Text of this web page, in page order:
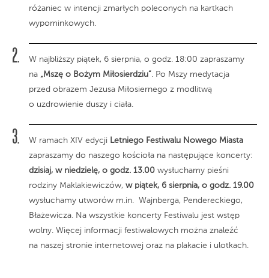
różaniec w intencji zmarłych poleconych na kartkach
wypominkowych.
W najbliższy piątek, 6 sierpnia, o godz. 18:00 zapraszamy
na „Mszę o Bożym Miłosierdziu”. Po Mszy medytacja
przed obrazem Jezusa Miłosiernego z modlitwą
o uzdrowienie duszy i ciała.
W ramach XIV edycji Letniego Festiwalu Nowego Miasta
zapraszamy do naszego kościoła na następujące koncerty:
dzisiaj, w niedzielę, o godz. 13.00 wysłuchamy pieśni
rodziny Maklakiewiczów, w piątek, 6 sierpnia, o godz. 19.00
wysłuchamy utworów m.in. Wajnberga, Pendereckiego,
Błażewicza. Na wszystkie koncerty Festiwalu jest wstęp
wolny. Więcej informacji festiwalowych można znaleźć
na naszej stronie internetowej oraz na plakacie i ulotkach.